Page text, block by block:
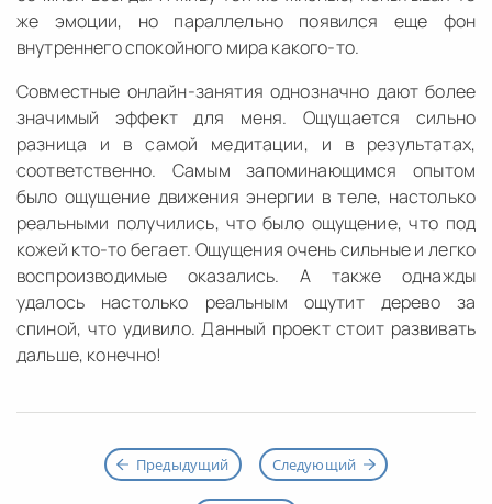
же эмоции, но параллельно появился еще фон
внутреннего спокойного мира какого-то.
Совместные онлайн-занятия однозначно дают более
значимый эффект для меня. Ощущается сильно
разница и в самой медитации, и в результатах,
соответственно. Самым запоминающимся опытом
было ощущение движения энергии в теле, настолько
реальными получились, что было ощущение, что под
кожей кто-то бегает. Ощущения очень сильные и легко
воспроизводимые оказались. А также однажды
удалось настолько реальным ощутит дерево за
спиной, что удивило. Данный проект стоит развивать
дальше, конечно!
Предыдущий Следующий